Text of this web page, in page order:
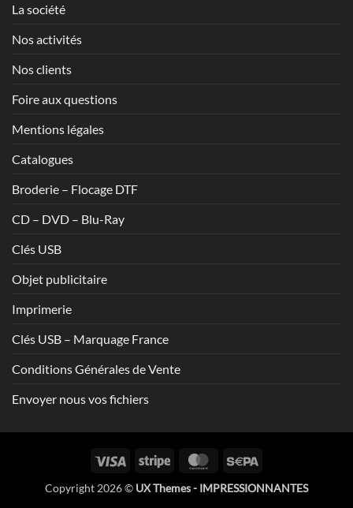
La société
Nos activités
Nos clients
Foire aux questions
Mentions légales
Catalogues
Broderie – Flocage DTF
CD – DVD – Blu-Ray
Clés USB
Objet publicitaire
Imprimerie
Clés USB – Marquage France
Conditions Générales de Vente
Envoyer nous vos fichiers
Visa Stripe MasterCard
Copyright 2026 © UX Themes - IMPRESSIONNANTES